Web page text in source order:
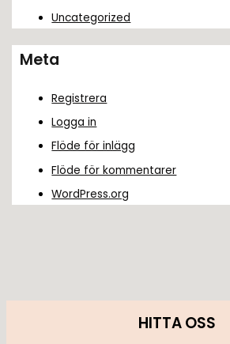
Uncategorized
Meta
Registrera
Logga in
Flöde för inlägg
Flöde för kommentarer
WordPress.org
HITTA OSS